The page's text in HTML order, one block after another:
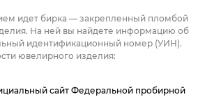
идет бирка — закрепленный пломбой
На ней вы найдете информацию об
идентификационный номер (УИН).
ювелирного изделия:
сайт Федеральной пробирной